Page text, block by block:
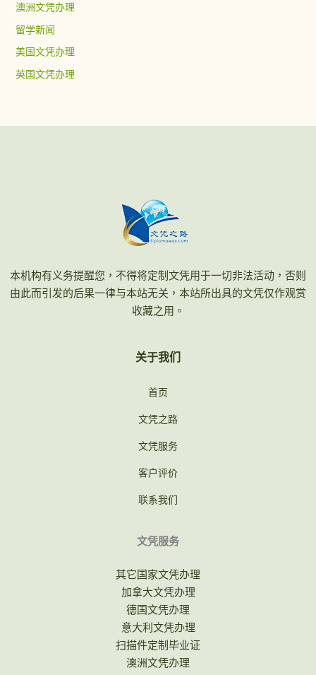
澳洲文凭办理
留学新闻
美国文凭办理
英国文凭办理
本机构有义务提醒您，不得将定制文凭用于一切非法活动，否则
由此而引发的后果一律与本站无关，本站所出具的文凭仅作观赏
收藏之用。
关于我们
首页
文凭之路
文凭服务
客户评价
联系我们
文凭服务
其它国家文凭办理
加拿大文凭办理
德国文凭办理
意大利文凭办理
扫描件定制毕业证
澳洲文凭办理